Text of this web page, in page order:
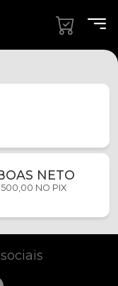
BOAS NETO
NO PIX